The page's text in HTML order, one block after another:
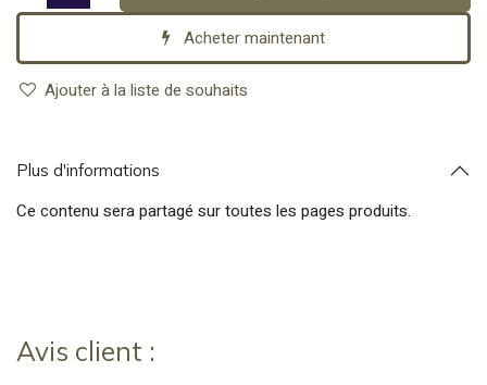
Acheter maintenant
Ajouter à la liste de souhaits
Plus d'informations
Ce contenu sera partagé sur toutes les pages produits.
Avis client :